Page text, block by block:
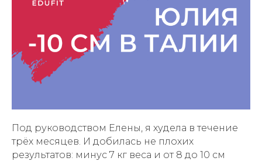
Под руководством Елены, я худела в течение
трёх месяцев. И добилась не плохих
результатов: минус 7 кг веса и от 8 до 10 см